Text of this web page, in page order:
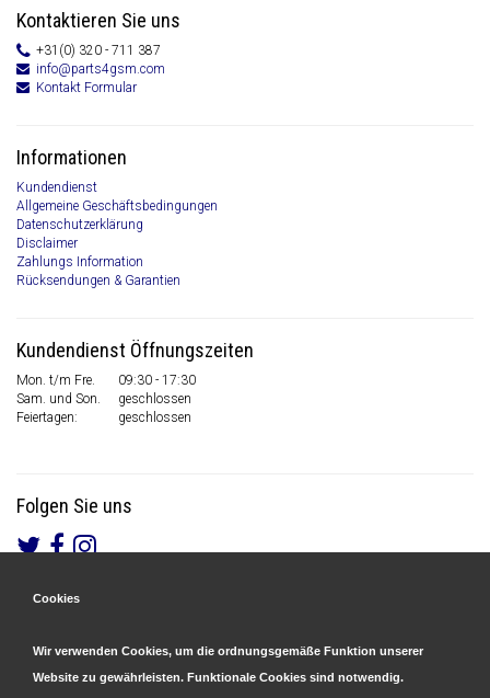
Kontaktieren Sie uns
+31(0) 320 - 711 387
info@parts4gsm.com
Kontakt Formular
Informationen
Kundendienst
Allgemeine Geschäftsbedingungen
Datenschutzerklärung
Disclaimer
Zahlungs Information
Rücksendungen & Garantien
Kundendienst Öffnungszeiten
Mon. t/m Fre.
09:30 - 17:30
Sam. und Son.
geschlossen
Feiertagen:
geschlossen
Folgen Sie uns
Cookies
Wir verwenden Cookies, um die ordnungsgemäße Funktion unserer
Website zu gewährleisten. Funktionale Cookies sind notwendig.